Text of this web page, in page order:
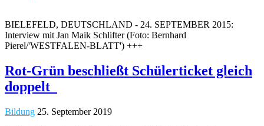
BIELEFELD, DEUTSCHLAND - 24. SEPTEMBER 2015:
Interview mit Jan Maik Schlifter (Foto: Bernhard
Pierel/'WESTFALEN-BLATT') +++
Rot-Grün beschließt Schülerticket gleich
doppelt
Bildung 25. September 2019